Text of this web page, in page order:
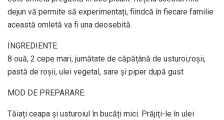
dejun vă permite să experimentați, fiindcă în fiecare familie
această omletă va fi una deosebită.
INGREDIENTE:
8 ouă, 2 cepe mari, jumătate de căpățână de usturoi,roșii,
pastă de roșii, ulei vegetal, sare și piper după gust
MOD DE PREPARARE:
Tăiați ceapa și usturoiul în bucăți mici. Prăjiți-le în ulei